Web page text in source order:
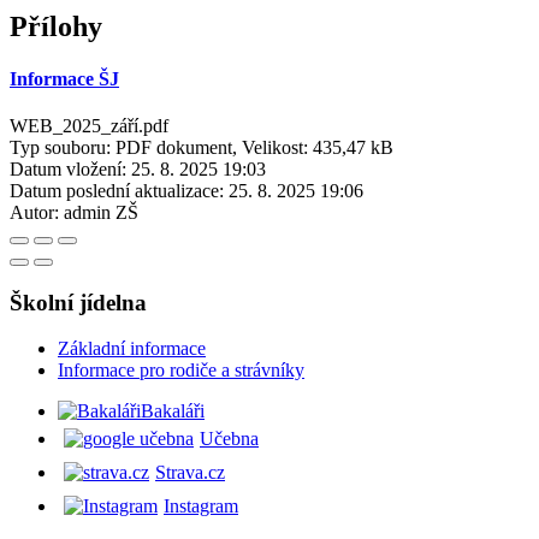
Přílohy
Informace ŠJ
WEB_2025_září.pdf
Typ souboru: PDF dokument, Velikost: 435,47 kB
Datum vložení: 25. 8. 2025 19:03
Datum poslední aktualizace: 25. 8. 2025 19:06
Autor: admin ZŠ
Školní jídelna
Základní informace
Informace pro rodiče a strávníky
Bakaláři
Učebna
Strava.cz
Instagram